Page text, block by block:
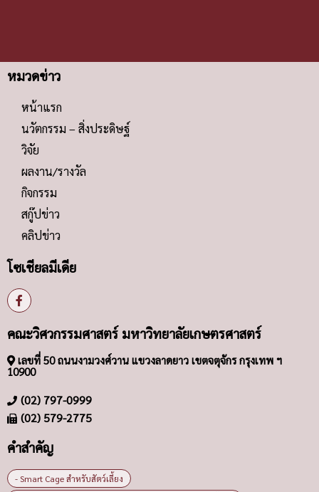
หมวดข่าว
หน้าแรก
นวัตกรรม – สิ่งประดิษฐ์
วิจัย
ผลงาน/รางวัล
กิจกรรม
สกู๊ปข่าว
คลิปข่าว
โซเชียลมีเดีย
คณะวิศวกรรมศาสตร์ มหาวิทยาลัยเกษตรศาสตร์
เลขที่ 50 ถนนงามวงศ์วาน แขวงลาดยาว เขตจตุจักร กรุงเทพ ฯ
10900
(02) 797-0999
(02) 579-2775
คำสำคัญ
- Smart Cage สำหรับสัตว์เลี้ยง